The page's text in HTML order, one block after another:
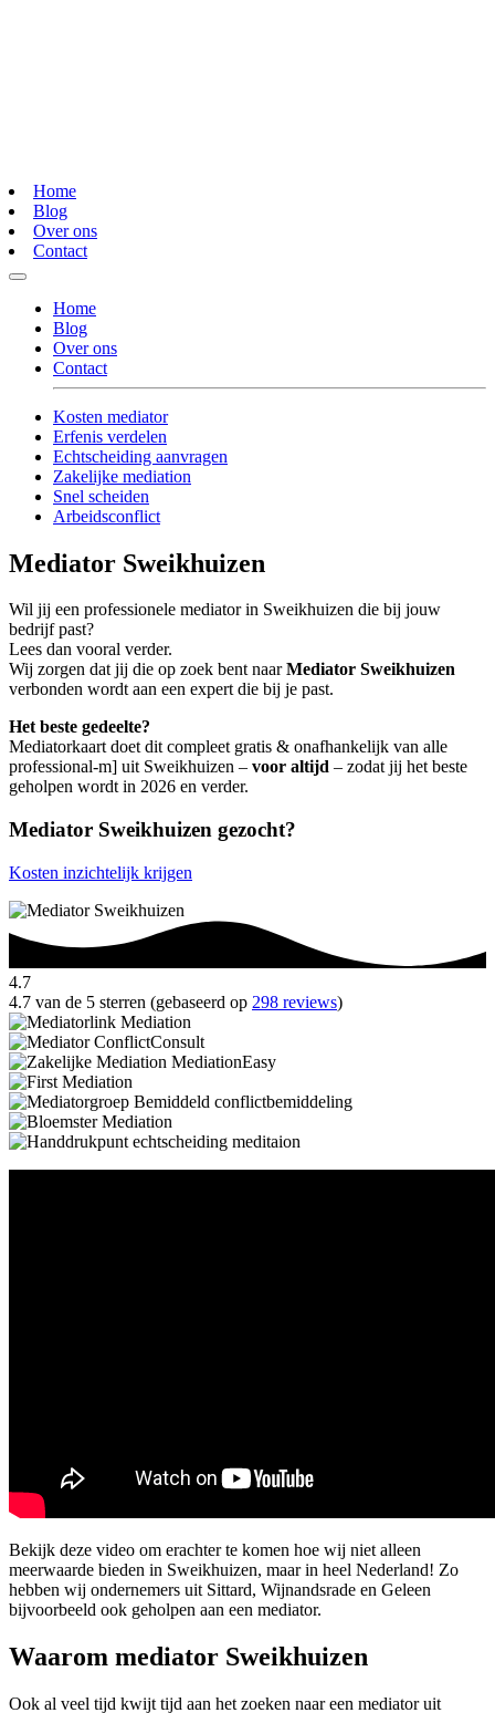
Home
Blog
Over ons
Contact
Home
Blog
Over ons
Contact
Kosten mediator
Erfenis verdelen
Echtscheiding aanvragen
Zakelijke mediation
Snel scheiden
Arbeidsconflict
Mediator Sweikhuizen
Wil jij een professionele mediator in Sweikhuizen die bij jouw
bedrijf past?
Lees dan vooral verder.
Wij zorgen dat jij die op zoek bent naarMediator Sweikhuizen
verbonden wordt aan een expert die bij je past.
Het beste gedeelte?
Mediatorkaart doet dit compleet gratis & onafhankelijk van alle
professional-m] uit Sweikhuizen – voor altijd – zodat jij het beste
geholpen wordt in 2026 en verder.
Mediator Sweikhuizen gezocht?
Kosten inzichtelijk krijgen
4.7
4.7 van de 5 sterren (gebaseerd op 298 reviews)
Bekijk deze video om erachter te komen hoe wij niet alleen
meerwaarde bieden in Sweikhuizen, maar in heel Nederland! Zo
hebben wij ondernemers uit Sittard, Wijnandsrade en Geleen
bijvoorbeeld ook geholpen aan een mediator.
Waarom mediator Sweikhuizen
Ook al veel tijd kwijt tijd aan het zoeken naar een mediator uit